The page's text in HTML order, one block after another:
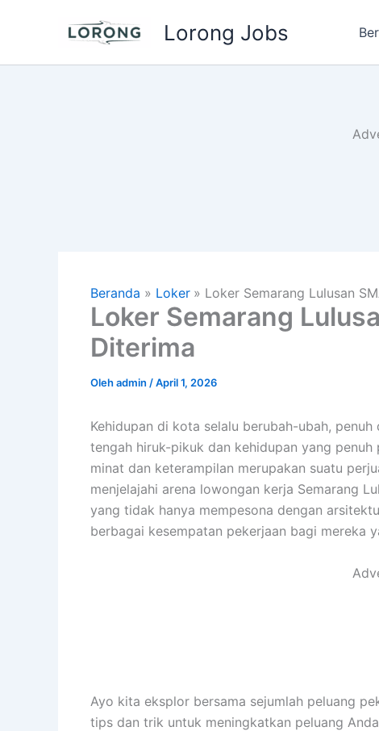
Lorong Jobs
Beranda Loker Loker Semarang Lulusan
Loker Semarang
Diterima
Olehadmin /April 1, 2026
Kehidupan di kota selalu berubah-ubah,
tengah hiruk-pikuk dan kehidupan yang
minat dan keterampilan merupakan suatu
menjelajahi arena lowongan kerja Semarang
yang tidak hanya mempesona dengan
berbagai kesempatan pekerjaan bagi mereka
Ayo kita eksplor bersama sejumlah peluang
tips dan trik untuk meningkatkan peluang